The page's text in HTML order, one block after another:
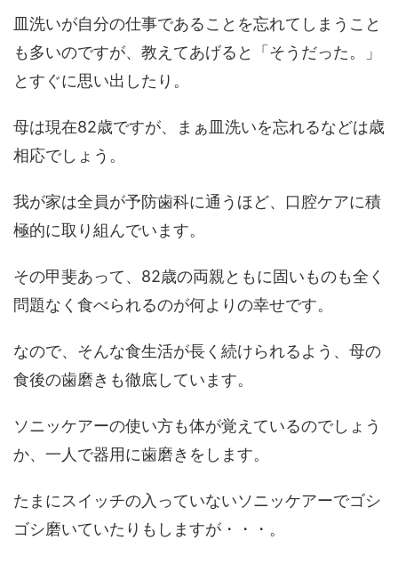
皿洗いが自分の仕事であることを忘れてしまうこと
も多いのですが、教えてあげると「そうだった。」
とすぐに思い出したり。
母は現在82歳ですが、まぁ皿洗いを忘れるなどは歳
相応でしょう。
我が家は全員が予防歯科に通うほど、口腔ケアに積
極的に取り組んでいます。
その甲斐あって、82歳の両親ともに固いものも全く
問題なく食べられるのが何よりの幸せです。
なので、そんな食生活が長く続けられるよう、母の
食後の歯磨きも徹底しています。
ソニッケアーの使い方も体が覚えているのでしょう
か、一人で器用に歯磨きをします。
たまにスイッチの入っていないソニッケアーでゴシ
ゴシ磨いていたりもしますが・・・。